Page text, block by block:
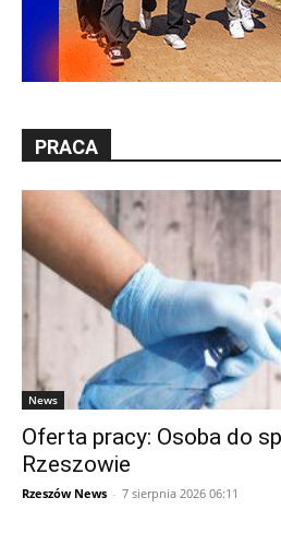
PRACA
News
Oferta pracy: Osoba do
Rzeszowie
Rzeszów News - 7 sierpnia 2026 06:11